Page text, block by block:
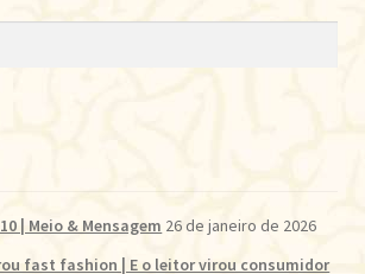
| Meio & Mensagem 26 de janeiro de 2026
fast fashion | E o leitor virou consumidor